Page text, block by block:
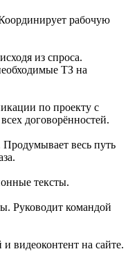
рабочую
из спроса.
ТЗ на
по проекту с
договорённостей.
Продумывает весь путь
тексты.
Руководит командой
видеоконтент на сайте.